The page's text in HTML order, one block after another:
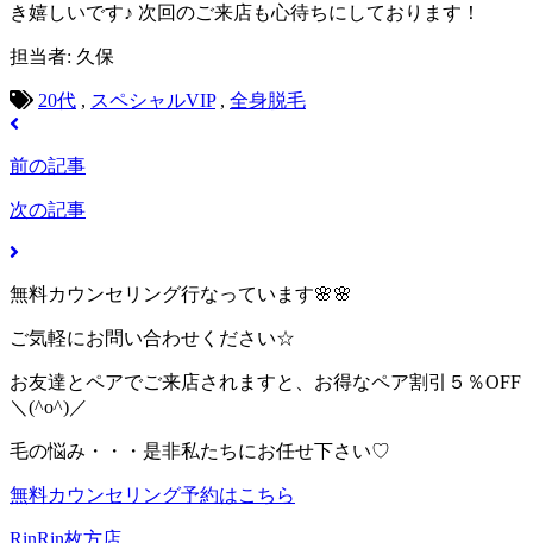
き嬉しいです♪ 次回のご来店も心待ちにしております！
担当者: 久保
20代 , スペシャルVIP, 全身脱毛
前の記事
次の記事
無料カウンセリング行なっています🌸🌸
ご気軽にお問い合わせください☆
お友達とペアでご来店されますと、お得なペア割引５％OFF
＼(^o^)／
毛の悩み・・・是非私たちにお任せ下さい♡
無料カウンセリング予約はこちら